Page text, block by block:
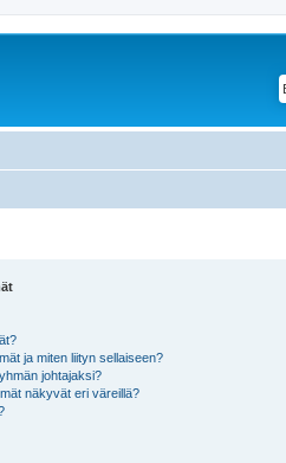
ja miten liityn sellaiseen?
johtajaksi?
näkyvät eri väreillä?